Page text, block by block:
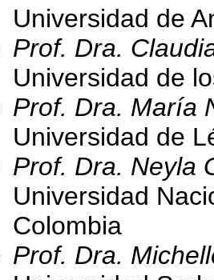
Universidad de
Prof. Dra.
Universidad de
Prof. Dra. María
Universidad de
Prof. Dra. Neyla
Universidad
Colombia
Prof. Dra.